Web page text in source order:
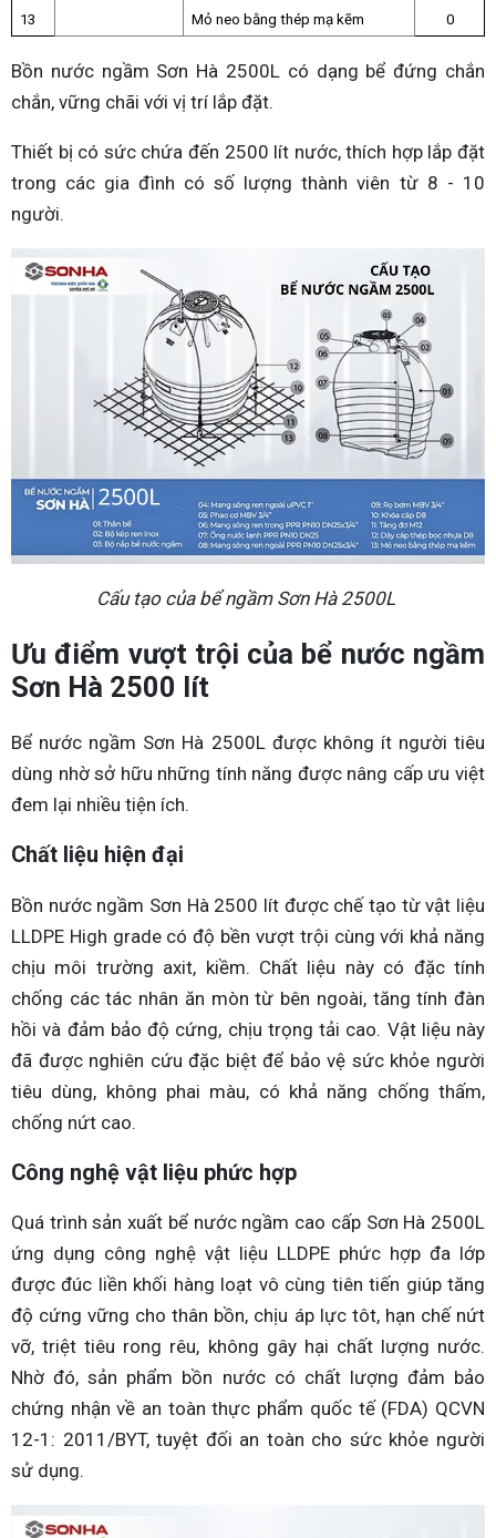
13 Mỏ neo bằng thép mạ kẽm 0
Bồn nước ngầm Sơn Hà 2500L có dạng bể đứng chắn
chắn, vững chãi với vị trí lắp đặt.
Thiết bị có sức chứa đến 2500 lít nước, thích hợp lắp đặt
trong các gia đình có số lượng thành viên từ 8 - 10
người.
Cấu tạo của bể ngầm Sơn Hà 2500L
Ưu điểm vượt trội của bể nước ngầm
Sơn Hà 2500 lít
Bể nước ngầm Sơn Hà 2500L được không ít người tiêu
dùng nhờ sở hữu những tính năng được nâng cấp ưu việt
đem lại nhiều tiện ích.
Chất liệu hiện đại
Bồn nước ngầm Sơn Hà 2500 lít được chế tạo từ vật liệu
LLDPE High grade có độ bền vượt trội cùng với khả năng
chịu môi trường axit, kiềm. Chất liệu này có đặc tính
chống các tác nhân ăn mòn từ bên ngoài, tăng tính đàn
hồi và đảm bảo độ cứng, chịu trọng tải cao. Vật liệu này
đã được nghiên cứu đặc biệt để bảo vệ sức khỏe người
tiêu dùng, không phai màu, có khả năng chống thấm,
chống nứt cao.
Công nghệ vật liệu phức hợp
Quá trình sản xuất bể nước ngầm cao cấp Sơn Hà 2500L
ứng dụng công nghệ vật liệu LLDPE phức hợp đa lớp
được đúc liền khối hàng loạt vô cùng tiên tiến giúp tăng
độ cứng vững cho thân bồn, chịu áp lực tôt, hạn chế nứt
vỡ, triệt tiêu rong rêu, không gây hại chất lượng nước.
Nhờ đó, sản phẩm bồn nước có chất lượng đảm bảo
chứng nhận về an toàn thực phẩm quốc tế (FDA) QCVN
12-1: 2011/BYT, tuyệt đối an toàn cho sức khỏe người
sử dụng.